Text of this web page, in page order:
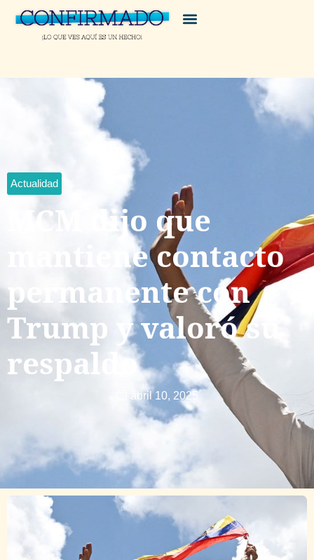
Actualidad
MCM dijo que
mantiene contacto
permanente con
Trump y valoró su
respaldo
abril 10, 2025